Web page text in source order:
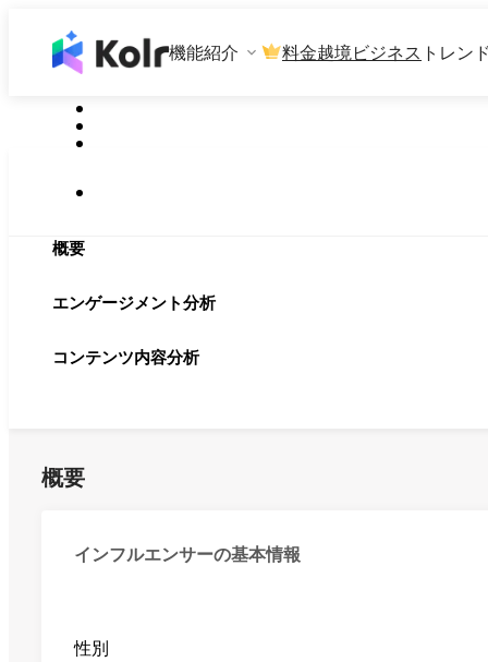
機能紹介 料金越境ビジネス トレン
概要
エンゲージメント分析
コンテンツ内容分析
概要
インフルエンサーの基本情報
性別